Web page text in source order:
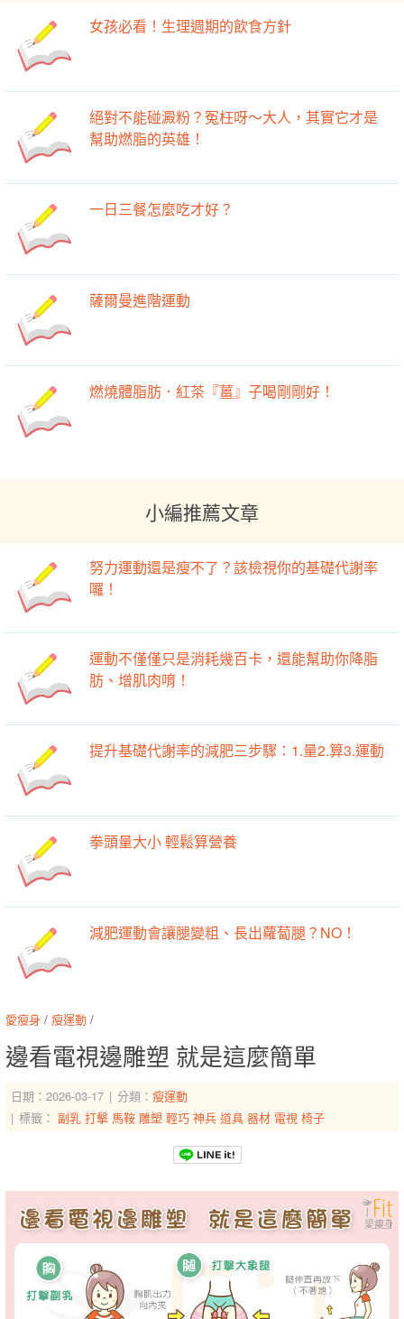
女孩必看！生理週期的飲食方針
絕對不能碰澱粉？冤枉呀～大人，其實它才是
幫助燃脂的英雄！
一日三餐怎麼吃才好？
薩爾曼進階運動
燃燒體脂肪．紅茶『薑』子喝剛剛好！
小編推薦文章
努力運動還是瘦不了？該檢視你的基礎代謝率
囉！
運動不僅僅只是消耗幾百卡，還能幫助你降脂
肪、增肌肉唷！
提升基礎代謝率的減肥三步驟：1.量2.算3.運動
拳頭量大小 輕鬆算營養
減肥運動會讓腿變粗、長出蘿蔔腿？NO！
愛瘦身 / 瘦運動 /
邊看電視邊雕塑 就是這麼簡單
日期：2026-03-17 分類： 瘦運動
標籤： 副乳 打擊 馬鞍 雕塑 輕巧 神兵 道具 器材 電視 椅子